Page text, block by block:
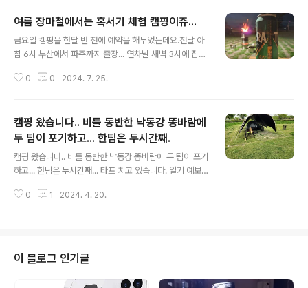
좀 된 상태입니다. 이 사진은 길이 2m, 5단짜리 선반이면
될 줄알고 일단 공간 만들어서 조립하고 넣었는데.... 모자
라네요??? 어째 어째해서.... 우겨 넣어서 바닥에 다닐 만
렀더군요.. 미친 x 같으니..미래의 나는 좀 고만 샀으면 좋
여름 장마철에서는 혹서기 체험 캠핑이쥬...
금요일 캠핑을 한달 반 전에 예약을 해두었는데요.전날 아
침 6시 부산에서 파주까지 출장... 연차날 새벽 3시에 집에
출장... 제천에서 밀양으로 퇴근 했네요도착하니 7시가 넘
은 하나도 못 챙기고...여름철 장마철이라하는데 타프도 없
고 가져온건 모기장... 그래도 덥교 비가 예정되서 그런가
캠핑장이 반 전세네요. 한 반경 50미터 안에는 저 말고 한
팀 더 있네요.그래서 정말 조용합니다. 들리는건 새소리와
도 그게 그겁니다. 그래서 불멍도 하교,편의점에서 산걸로
0 0 2024. 7. 25.
캠핑 왔습니다.. 비를 동반한 낙동강 똥바람에
두 팀이 포기하고... 한팀은 두시간째.
캠핑 왔습니다.. 비를 동반한 낙동강 똥바람에 두 팀이 포기
하고... 한팀은 두시간째... 타프 치고 있습니다. 일기 예보를
타프와 간단한 텐트만 챙겨 왔는데요. 어제 부터 예약이라
타프 치다가 현타가 오셨는지... 깔끔하게 정리하고 가시네
요. 커플이 와서 남자만 열심히 쉘터 치고 있던 곳은 한 50
미터 떨어진 곳에서도 들릴만한 '딱!!' 소리.. 똥바람에 폴대
0 1 2024. 4. 20.
이 블로그 인기글